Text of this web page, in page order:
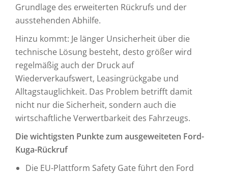
Grundlage des erweiterten Rückrufs und der
ausstehenden Abhilfe.
Hinzu kommt: Je länger Unsicherheit über die
technische Lösung besteht, desto größer wird
regelmäßig auch der Druck auf
Wiederverkaufswert, Leasingrückgabe und
Alltagstauglichkeit. Das Problem betrifft damit
nicht nur die Sicherheit, sondern auch die
wirtschaftliche Verwertbarkeit des Fahrzeugs.
Die wichtigsten Punkte zum ausgeweiteten Ford-
Kuga-Rückruf
Die EU-Plattform Safety Gate führt den Ford